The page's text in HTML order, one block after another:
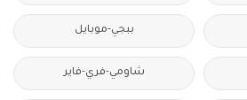
ببجي-موبايل
شاومي-فري-فاير